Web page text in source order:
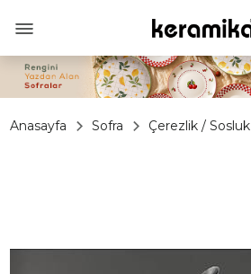
Anasayfa Sofra Çerezlik / Sosluk